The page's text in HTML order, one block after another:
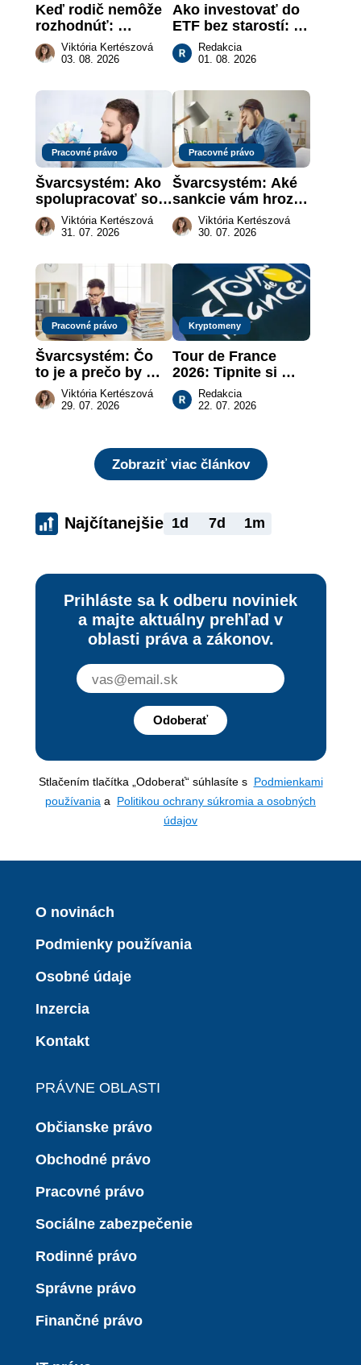
Keď rodič nemôže
rozhodnúť:
nahradenie prejavu
vôle súdom v
Viktória Kertészová
03. 08. 2026
Ako investovať do
ETF bez starostí:
Investičné plány,
ktoré urobia prácu
Redakcia
01. 08. 2026
Pracovné právo
Švarcsystém: Ako
spolupracovať so
živnostníkom
legálne a bez
Viktória Kertészová
31. 07. 2026
Pracovné právo
Švarcsystém: Aké
sankcie vám hrozia
a prečo nestačí
zaplatiť pokutu?
Viktória Kertészová
30. 07. 2026
Pracovné právo
Švarcsystém: Čo
to je a prečo by
vás to malo
zaujímať
Viktória Kertészová
29. 07. 2026
Kryptomeny
Tour de France
2026: Tipnite si
pódium etapy a
získajte podiel z 2
Redakcia
22. 07. 2026
Zobraziť viac článkov
Najčítanejšie 1d 7d 1m
Prihláste sa k odberu noviniek
a majte aktuálny prehľad v
oblasti práva a zákonov.
Odoberať
Stlačením tlačítka „Odoberať“ súhlasíte s Podmienkami
používania a Politikou ochrany súkromia a osobných
údajov
O novinách
Podmienky používania
Osobné údaje
Inzercia
Kontakt
PRÁVNE OBLASTI
Občianske právo
Obchodné právo
Pracovné právo
Sociálne zabezpečenie
Rodinné právo
Správne právo
Finančné právo